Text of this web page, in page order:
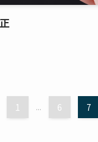
1 ... 6 7